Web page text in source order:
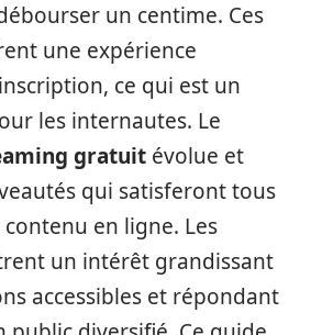
un centime. Ces
une expérience
ce qui est un
les internautes. Le
gratuit évolue et
qui satisferont tous
en ligne. Les
un intérêt grandissant
accessibles et répondant